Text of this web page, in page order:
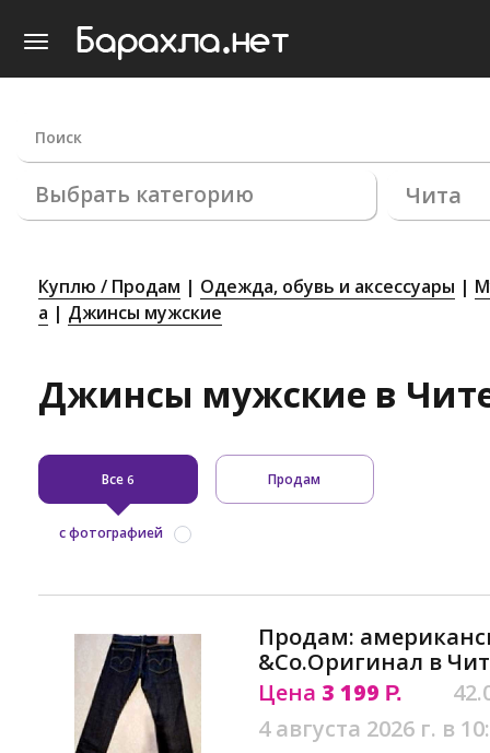
Выбрать категорию Чита
Куплю / Продам Одежда, обувь и аксессуары
а
Джинсы мужские
Джинсы мужские в
Все6 Продам
с фотографией
Продам:
&Co.Оригинал в
Цена 3 199 Р.
4 августа 2026 г. в